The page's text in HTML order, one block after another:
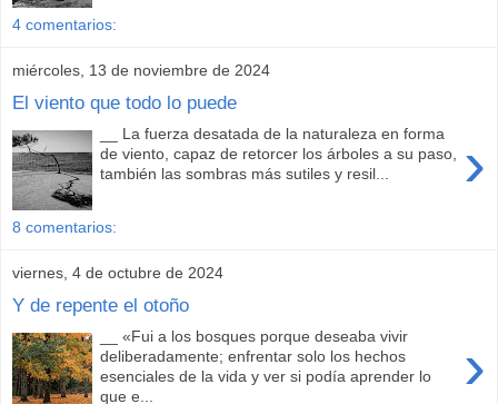
4 comentarios:
miércoles, 13 de noviembre de 2024
El viento que todo lo puede
›
__ La fuerza desatada de la naturaleza en forma
de viento, capaz de retorcer los árboles a su paso,
también las sombras más sutiles y resil...
8 comentarios:
viernes, 4 de octubre de 2024
Y de repente el otoño
›
__ «Fui a los bosques porque deseaba vivir
deliberadamente; enfrentar solo los hechos
esenciales de la vida y ver si podía aprender lo
que e...